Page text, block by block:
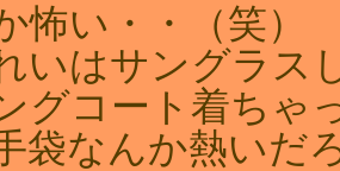
怖い・・（笑）
いはサングラス
グコート着ちゃ
袋なんか熱いだ